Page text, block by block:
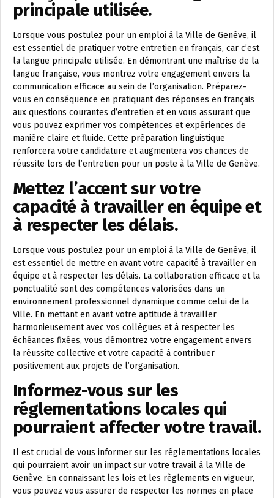
principale utilisée.
Lorsque vous postulez pour un emploi à la Ville de Genève, il
est essentiel de pratiquer votre entretien en français, car c’est
la langue principale utilisée. En démontrant une maîtrise de la
langue française, vous montrez votre engagement envers la
communication efficace au sein de l’organisation. Préparez-
vous en conséquence en pratiquant des réponses en français
aux questions courantes d’entretien et en vous assurant que
vous pouvez exprimer vos compétences et expériences de
manière claire et fluide. Cette préparation linguistique
renforcera votre candidature et augmentera vos chances de
réussite lors de l’entretien pour un poste à la Ville de Genève.
Mettez l’accent sur votre
capacité à travailler en équipe et
à respecter les délais.
Lorsque vous postulez pour un emploi à la Ville de Genève, il
est essentiel de mettre en avant votre capacité à travailler en
équipe et à respecter les délais. La collaboration efficace et la
ponctualité sont des compétences valorisées dans un
environnement professionnel dynamique comme celui de la
Ville. En mettant en avant votre aptitude à travailler
harmonieusement avec vos collègues et à respecter les
échéances fixées, vous démontrez votre engagement envers
la réussite collective et votre capacité à contribuer
positivement aux projets de l’organisation.
Informez-vous sur les
réglementations locales qui
pourraient affecter votre travail.
Il est crucial de vous informer sur les réglementations locales
qui pourraient avoir un impact sur votre travail à la Ville de
Genève. En connaissant les lois et les règlements en vigueur,
vous pouvez vous assurer de respecter les normes en place